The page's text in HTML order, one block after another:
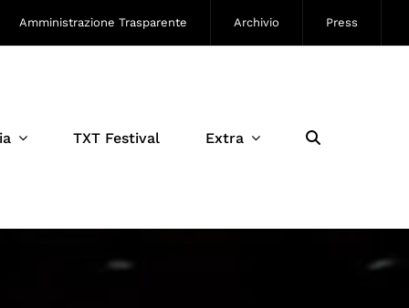
Amministrazione Trasparente Archivio Press
TXT Festival Extra